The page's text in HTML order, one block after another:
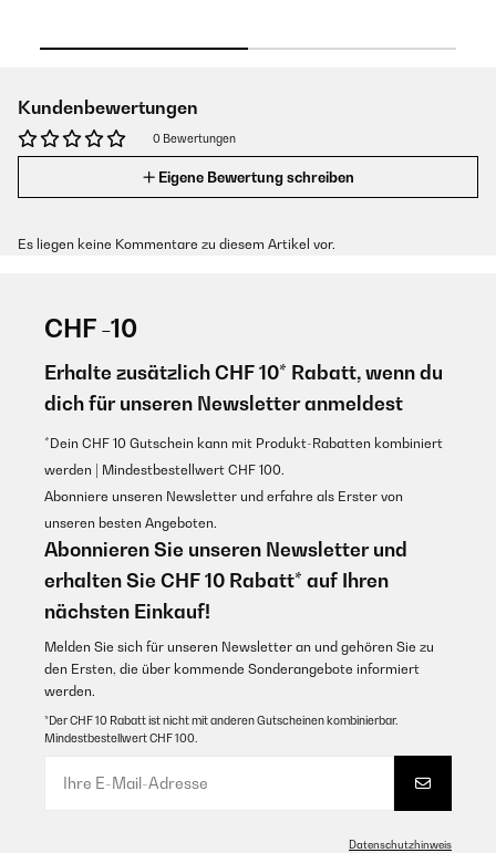
Kundenbewertungen
0 Bewertungen
Eigene Bewertung schreiben
Es liegen keine Kommentare zu diesem Artikel vor.
CHF -10
Erhalte zusätzlich CHF 10* Rabatt, wenn du
dich für unseren Newsletter anmeldest
*Dein CHF 10 Gutschein kann mit Produkt-Rabatten kombiniert
werden | Mindestbestellwert CHF 100.
Abonniere unseren Newsletter und erfahre als Erster von
unseren besten Angeboten.
Abonnieren Sie unseren Newsletter und
erhalten Sie CHF 10 Rabatt* auf Ihren
nächsten Einkauf!
Melden Sie sich für unseren Newsletter an und gehören Sie zu
den Ersten, die über kommende Sonderangebote informiert
werden.
*Der CHF 10 Rabatt ist nicht mit anderen Gutscheinen kombinierbar.
Mindestbestellwert CHF 100.
Datenschutzhinweis